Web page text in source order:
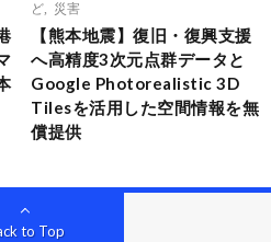
ど
災害
【熊本地震】復旧・復興支援
へ高精度3次元点群データと
Google Photorealistic 3D
Tilesを活用した空間情報を無
償提供
to Top